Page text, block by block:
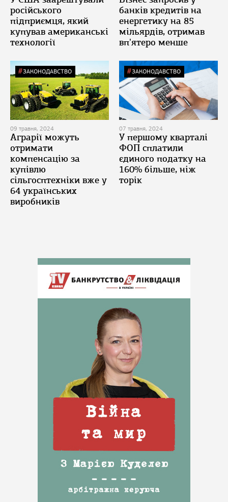
російського
підприємця, який
купував американські
технології
банків кредитів на
енергетику на 85
мільярдів, отримав
вп'ятеро менше
ЗАКОНОДАВСТВО
09 травня, 2024
Аграрії можуть
отримати
компенсацію за
купівлю
сільгосптехніки вже у
64 українських
виробників
ЗАКОНОДАВСТВО
07 травня, 2024
У першому кварталі
ФОП сплатили
єдиного податку на
160% більше, ніж
торік